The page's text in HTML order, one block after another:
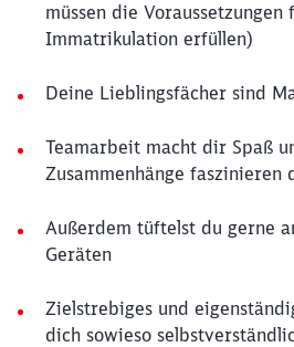
müssen die Voraussetzungen
Immatrikulation erfüllen)
Deine Lieblingsfächer sind
Teamarbeit macht dir Spaß
Zusammenhänge faszinieren
Außerdem tüftelst du gerne
Geräten
Zielstrebiges und
dich sowieso